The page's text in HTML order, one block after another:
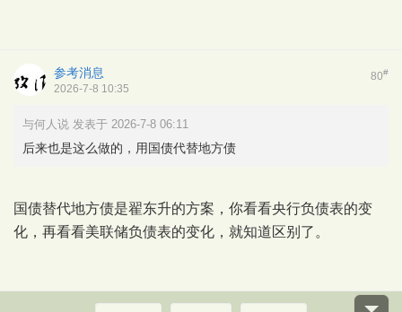
80#
参考消息
2026-7-8 10:35
与何人说 发表于 2026-7-8 06:11
后来也是这么做的，用国债代替地方债
国债替代地方债是翟东升的方案，你看看央行负债表的变
化，再看看美联储负债表的变化，就知道区别了。